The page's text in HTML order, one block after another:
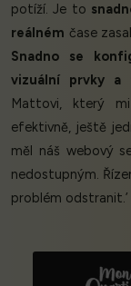
potíží. Je to
reálném čase
Snadno se
vizuální prvky a
Mattovi, který
efektivně, ještě
měl náš webový
nedostupným.
problém odstranit.’